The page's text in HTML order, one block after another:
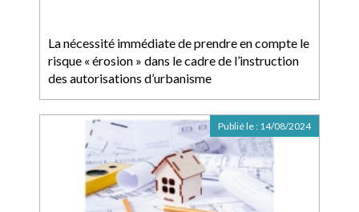
La nécessité immédiate de prendre en compte le
risque « érosion » dans le cadre de l’instruction
des autorisations d’urbanisme
Publié le : 14/08/2024